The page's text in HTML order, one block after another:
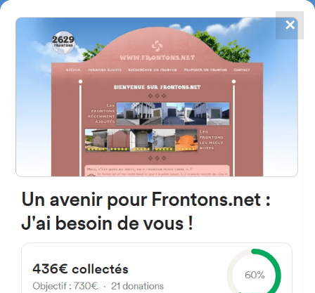
FRONTONS.NET
RECHERCHER UN FRONTON
PROPOSER UN FRONTON
4867
frontons
20170 Usurbil, Gipuzkoa
Kalea Errekatxiki 19W
✕